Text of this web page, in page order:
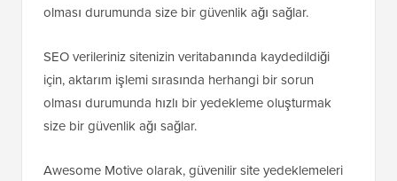
olması durumunda size bir güvenlik ağı sağlar.
SEO verileriniz sitenizin veritabanında kaydedildiği
için, aktarım işlemi sırasında herhangi bir sorun
olması durumunda hızlı bir yedekleme oluşturmak
size bir güvenlik ağı sağlar.
Awesome Motive olarak, güvenilir site yedeklemeleri